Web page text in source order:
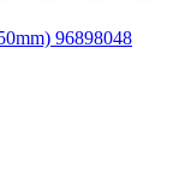
96898048